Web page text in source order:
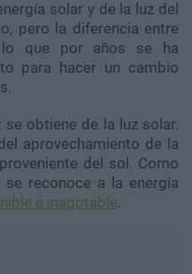
solar y de la luz del
pero la diferencia entre
que por años se ha
para hacer un cambio
obtiene de la luz solar.
aprovechamiento de la
del sol. Como
reconoce a la energía
e inagotable.